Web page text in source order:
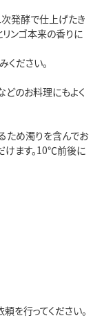
発酵で仕上げたき
ンゴ本来の香りに
ださい。
どのお料理にもよく
ため濁りを含んでお
けます。10℃前後に
を行ってください。